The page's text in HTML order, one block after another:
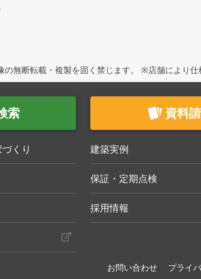
無断転載・複製を固く禁じます。 ※店舗により仕
索 資料
くり 建築実例
保証・定期点検
採用情報
お問い合わせ プライ